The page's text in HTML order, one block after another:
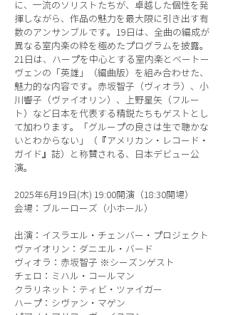
に、一流のソリストたちが、卓越した個性を発
揮しながら、作品の魅力を最大限に引き出す有
数のアンサンブルです。19日は、全曲の編成が
異なる室内楽の粋を極めたプログラムを披露。
21日は、ハープを中心とする室内楽とベートー
ヴェンの「英雄」（編曲版）を組み合わせた、
魅力的な内容です。赤坂智子（ヴィオラ）、小
川響子（ヴァイオリン）、上野星矢（フルー
ト）など日本を代表する精鋭たちもゲストとし
て加わります。「グループの良さは生で聴かな
いとわからない」（『アメリカン・レコード・
ガイド』誌）と称賛される、日本デビュー公
演。
2025年6月19日(木) 19:00開演（18:30開場）
会場：ブルーローズ（小ホール）
出演：イスラエル・チェンバー・プロジェクト
ヴァイオリン：ダニエル・バード
ヴィオラ：赤坂智子 ※シーズンゲスト
チェロ：ミハル・コールマン
クラリネット：ティビ・ツァイガー
ハープ：シヴァン・マゲン